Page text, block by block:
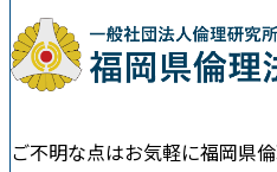
ご不明な点はお気軽に福岡県